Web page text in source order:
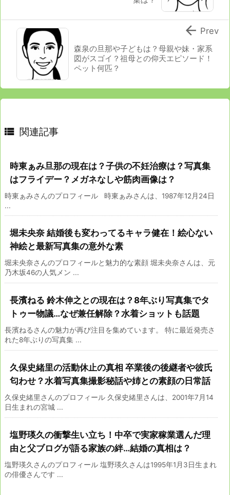
森泉の旦那や子どもは？母親や妹・家系
図がスゴイ？祖母との仰天エピソード！
ペット何匹？
 Prev
 関連記事
時東ぁみ旦那の現在は？子供の不妊治療は？写真集
はフライデー？メガネなしや筋肉画像は？
時東ぁみさんのプロフィール 時東ぁみさんは、1987年12月24日
...
堀未央奈 結婚後も変わってるキャラ健在！絵心ない
神絵と最新写真集の意外な素
堀未央奈さんのプロフィールと魅力的な素顔 堀未央奈さんは、元
乃木坂46の人気メン ...
長濱ねる 鈴木伸之との現在は？8年ぶり写真集でタ
トゥー物議…なぜ兼任解除？水着ショットも話題
長濱ねるさんの魅力が再び注目を集めています。 特に最近発売さ
れた8年ぶりの写真集 ...
久保史緒里の活動休止の真相 卒業後の後継者や彼氏
匂わせ？水着写真集撮影秘話や姉との素顔の日常話
久保史緒里さんのプロフィール 久保史緒里さんは、2001年7月14
日生まれの宮城 ...
塩野瑛久の衝撃生い立ち！中卒で実家稼業選んだ理
由と父ブログが語る家族の絆…結婚の真相は？
塩野瑛久さんのプロフィール 塩野瑛久さんは1995年1月3日生まれ
の俳優さんです ...